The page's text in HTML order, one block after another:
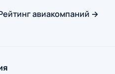
авиакомпаний →